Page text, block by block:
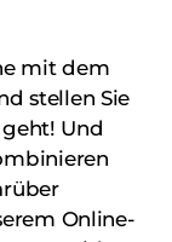
mit dem
stellen Sie
Und
Online-